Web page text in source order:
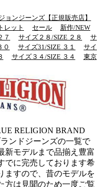
ョンジーンズ【正規販売店】
レット セール
新作/NEW
７ サイズ２８/SIZE ２８
サ
０ サイズ31/SIZE ３１
サイ
サイズ３４/SIZE ３４ 東京
RELIGION BRAND
ンドジーンズの一覧で
新モデルまで品揃え豊富
でに完売しております希
ますので、昔のモデルを
方は見聞のため一度ご覧